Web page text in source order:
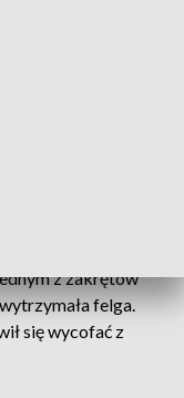
z zakrętów
felga.
się wycofać z